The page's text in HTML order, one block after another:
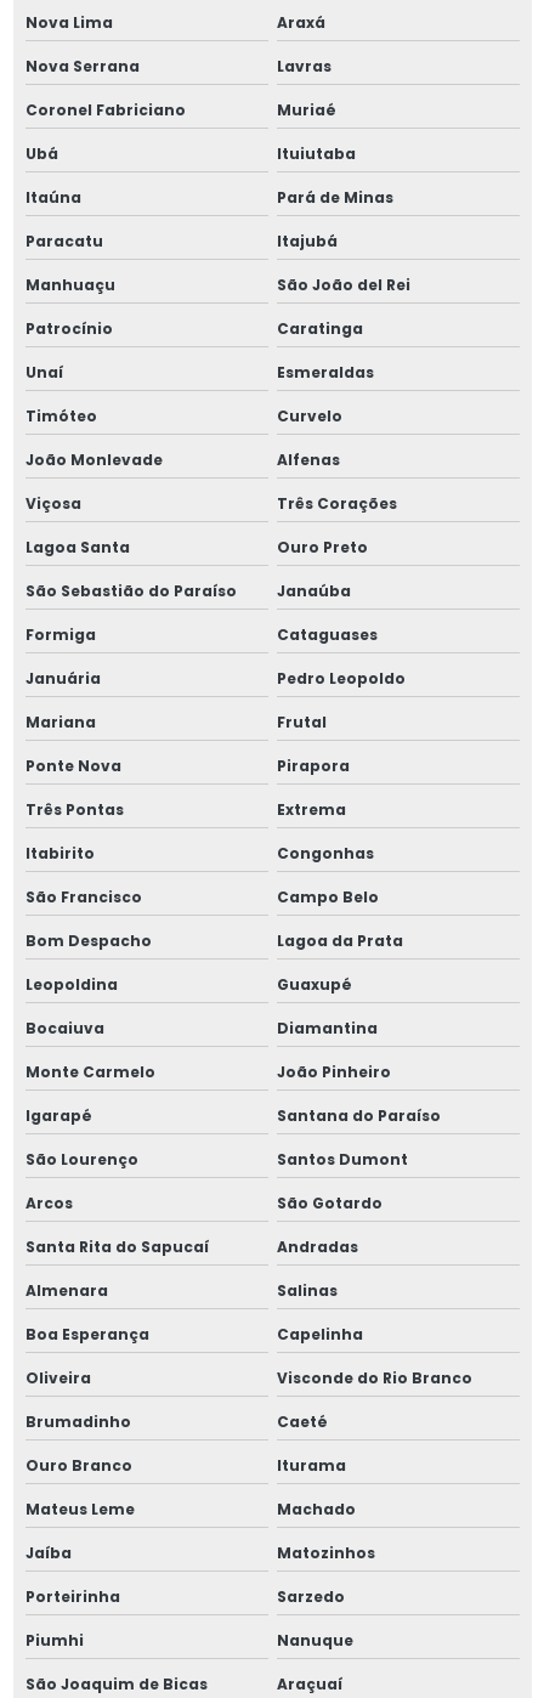
Parafusos allen 9 16
Parafusos allen sem cabeça 1 2
Parafusos allen sem cabeça 3 8
Parafusos allen cabeça cilíndrica
Parafusos allen sem cabeça m5
Parafusos allen sem cabeça m6
Parafusos allen sem cabeça m8
Parafusos allen especiais
Parafusos industriais
Pino elástico 4mm
Pino elástico 6mm
Pino elástico 8x80
Pino guia 6325
Pino guia 7979
Pinos entalhados
Pinos entalhados 8x80
Pinos extratores
Pinos de guia retificados
Porca especial
Porca de fixação km 10
Porca de fixação km 16
Porca de fixação km 19
Porca de fixação km 22
Porca de fixação km 5
Nova Lima Araxá
Nova Serrana Lavras
Coronel Fabriciano Muriaé
Ubá Ituiutaba
Itaúna Pará de Minas
Paracatu Itajubá
Manhuaçu São João del Rei
Patrocínio Caratinga
Unaí Esmeraldas
Timóteo Curvelo
João Monlevade Alfenas
Viçosa Três Corações
Lagoa Santa Ouro Preto
São Sebastião do Paraíso Janaúba
Formiga Cataguases
Januária Pedro Leopoldo
Mariana Frutal
Ponte Nova Pirapora
Três Pontas Extrema
Itabirito Congonhas
São Francisco Campo Belo
Bom Despacho Lagoa da Prata
Leopoldina Guaxupé
Bocaiuva Diamantina
Monte Carmelo João Pinheiro
Igarapé Santana do Paraíso
São Lourenço Santos Dumont
Arcos São Gotardo
Santa Rita do Sapucaí Andradas
Almenara Salinas
Boa Esperança Capelinha
Oliveira Visconde do Rio Branco
Brumadinho Caeté
Ouro Branco Iturama
Mateus Leme Machado
Jaíba Matozinhos
Porteirinha Sarzedo
Piumhi Nanuque
São Joaquim de Bicas Araçuaí